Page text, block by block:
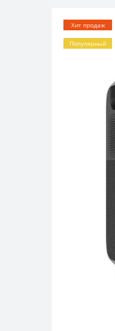
Хит продаж
Популярный